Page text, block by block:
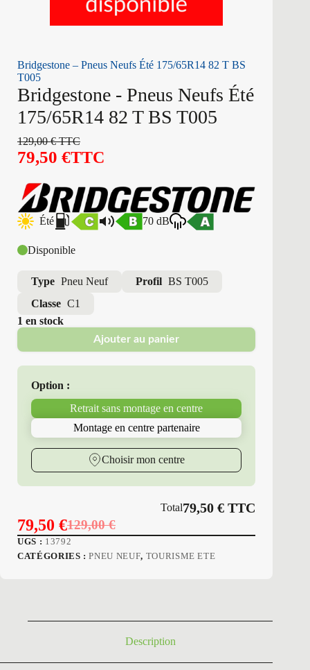
Bridgestone – Pneus Neufs Été 175/65R14 82 T BS
T005
Bridgestone - Pneus Neufs Été
175/65R14 82 T BS T005
129,00€TTC
79,50 €TTC
Été 70 dB
Disponible
Type Pneu Neuf Profil BS T005
Classe C1
1 en stock
Ajouter au panier
Option :
Retrait sans montage en centre
Montage en centre partenaire
Choisir mon centre
Total79,50€ TTC
129,00€
Le
prix
79,50 €Le
prix
UGS : 13792
CATÉGORIES :PNEU NEUF, TOURISME ETE
Description